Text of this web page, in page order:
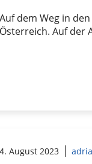
Auf dem Weg in
Österreich. Auf der
4. August 2023